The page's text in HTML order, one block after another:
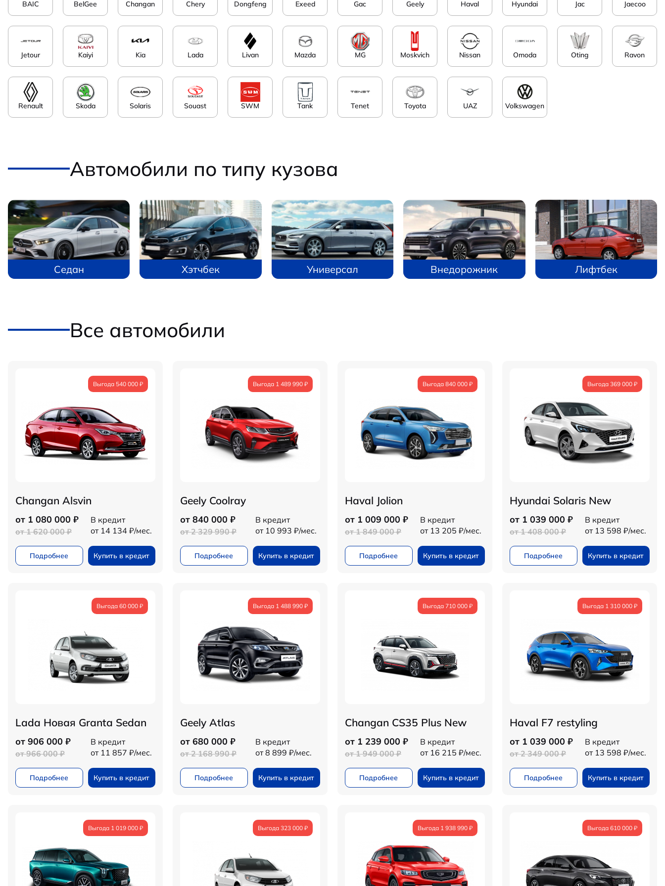
BAIC BelGee Changan Chery Dongfeng Exeed Gac Geely Haval Hyundai Jac Jaecoo
Jetour Kaiyi Kia Lada Livan Mazda MG Moskvich Nissan Omoda Oting Ravon
Renault Skoda Solaris Souast SWM Tank Tenet Toyota UAZ Volkswagen
Автомобили по типу кузова
Седан Хэтчбек Универсал Внедорожник Лифтбек
Все автомобили
Выгода 540 000 ₽
Changan Alsvin
от 1 080 000 ₽
от 1 620 000 ₽
В кредит
от 14 134 ₽/мес.
Подробнее Купить в кредит
Выгода 1 489 990 ₽
Geely Coolray
от 840 000 ₽
от 2 329 990 ₽
В кредит
от 10 993 ₽/мес.
Подробнее Купить в кредит
Выгода 840 000 ₽
Haval Jolion
от 1 009 000 ₽
от 1 849 000 ₽
В кредит
от 13 205 ₽/мес.
Подробнее Купить в кредит
Выгода 369 000 ₽
Hyundai Solaris New
от 1 039 000 ₽
от 1 408 000 ₽
В кредит
от 13 598 ₽/мес.
Подробнее Купить в кредит
Выгода 60 000 ₽
Lada Новая Granta Sedan
от 906 000 ₽
от 966 000 ₽
В кредит
от 11 857 ₽/мес.
Подробнее Купить в кредит
Выгода 1 488 990 ₽
Geely Atlas
от 680 000 ₽
от 2 168 990 ₽
В кредит
от 8 899 ₽/мес.
Подробнее Купить в кредит
Выгода 710 000 ₽
Changan CS35 Plus New
от 1 239 000 ₽
от 1 949 000 ₽
В кредит
от 16 215 ₽/мес.
Подробнее Купить в кредит
Выгода 1 310 000 ₽
Haval F7 restyling
от 1 039 000 ₽
от 2 349 000 ₽
В кредит
от 13 598 ₽/мес.
Подробнее Купить в кредит
Выгода 1 019 000 ₽ Выгода 323 000 ₽ Выгода 1 938 990 ₽ Выгода 610 000 ₽